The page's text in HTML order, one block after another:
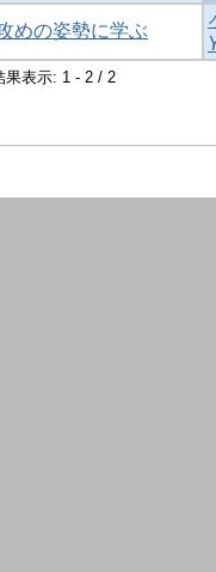
めの姿勢に学ぶ
果表示: 1 - 2 / 2